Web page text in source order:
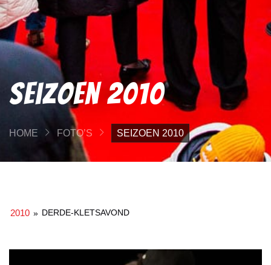
Seizoen 2010
HOME FOTO’S SEIZOEN 2010
2010 » DERDE-KLETSAVOND